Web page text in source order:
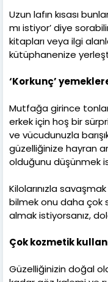
Uzun lafın kısası
mı istiyor’ diye
kitapları veya ilgi
kütüphanenize
‘Korkunç’
Mutfağa girince
erkek için hoş bir
ve vücudunuzla
güzelliğinize hayran
olduğunu düşünmek
Kilolarınızla
bilmek onu daha çok
almak istiyorsanız,
Çok kozmetik
Güzelliğinizin doğal